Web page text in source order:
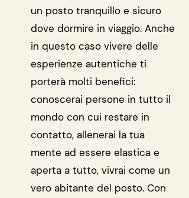
un posto tranquillo e sicuro
dove dormire in viaggio. Anche
in questo caso vivere delle
esperienze autentiche ti
porterà molti benefici:
conoscerai persone in tutto il
mondo con cui restare in
contatto, allenerai la tua
mente ad essere elastica e
aperta a tutto, vivrai come un
vero abitante del posto. Con